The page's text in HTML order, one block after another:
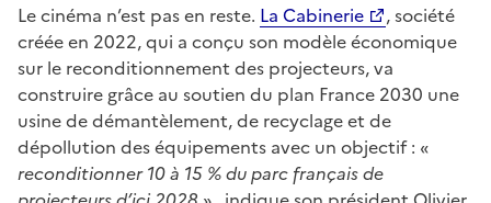
Le cinéma n’est pas en reste. La Cabinerie
, société
créée en 2022, qui a conçu son modèle économique
sur le reconditionnement des projecteurs, va
construire grâce au soutien du plan France 2030 une
usine de démantèlement, de recyclage et de
dépollution des équipements avec un objectif : «
reconditionner 10 à 15 % du parc français de